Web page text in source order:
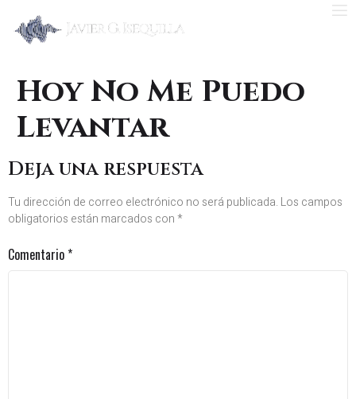
Hoy No Me Puedo
Levantar
Deja una respuesta
Tu dirección de correo electrónico no será publicada. Los campos
obligatorios están marcados con*
Comentario*